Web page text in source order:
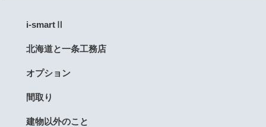
i-smartⅡ
北海道と一条工務店
オプション
間取り
建物以外のこと